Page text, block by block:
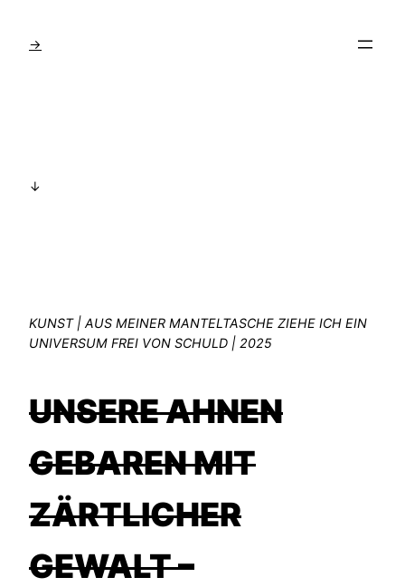
Inhalt
→
↓
KUNST | AUS MEINER MANTELTASCHE ZIEHE ICH EIN
UNIVERSUM FREI VON SCHULD | 2025
UNSERE AHNEN
GEBAREN MIT
ZÄRTLICHER
GEWALT –